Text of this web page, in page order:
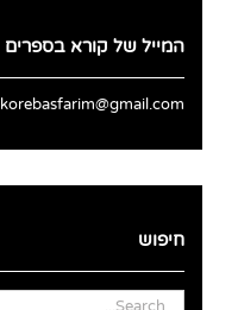
המייל של קורא בספרים
korebasfarim@gmail.com
חיפוש
Search